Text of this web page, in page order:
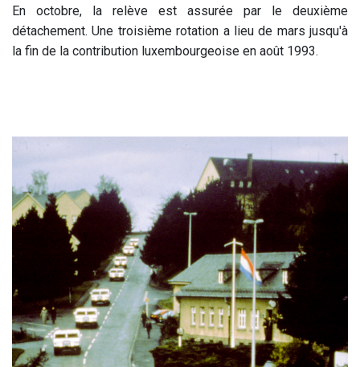
En octobre, la relève est assurée par le deuxième
détachement. Une troisième rotation a lieu de mars jusqu'à
la fin de la contribution luxembourgeoise en août 1993.